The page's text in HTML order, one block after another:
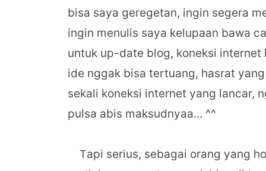
bisa saya geregetan, ingin segera
ingin menulis saya kelupaan bawa
untuk up-date blog, koneksi internet
ide nggak bisa tertuang, hasrat
sekali koneksi internet yang lancar,
pulsa abis maksudnyaa... ^^
Tapi serius, sebagai orang yang